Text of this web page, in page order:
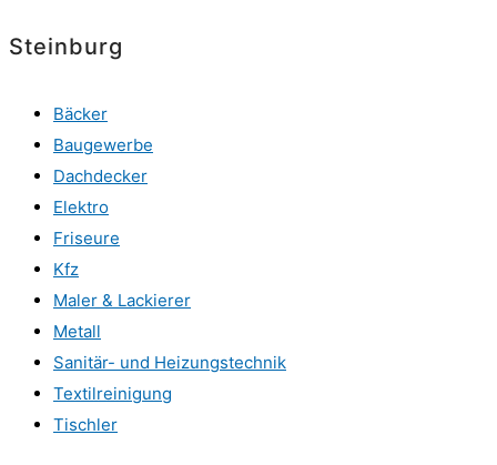
Steinburg
Bäcker
Baugewerbe
Dachdecker
Elektro
Friseure
Kfz
Maler & Lackierer
Metall
Sanitär- und Heizungstechnik
Textilreinigung
Tischler